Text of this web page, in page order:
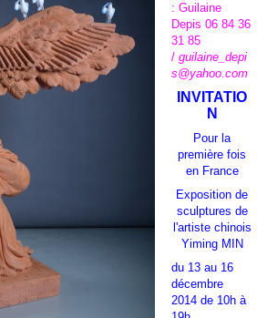
:Guilaine
Depis 06 84 36
31 85
/guilaine_depi
s@yahoo.com
INVITATIO
N
Pour la
première fois
en France
Exposition de
sculptures de
l'artiste chinois
Yiming MIN
du 13 au 16
décembre
2014 de 10h à